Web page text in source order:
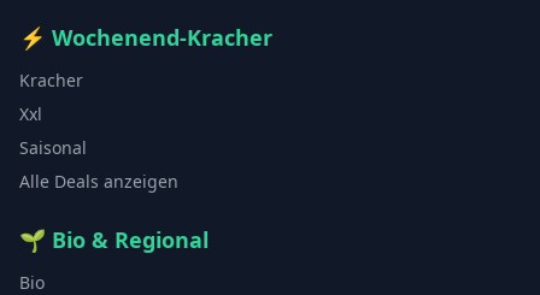
⚡ Wochenend-Kracher
Kracher
Xxl
Saisonal
Alle Deals anzeigen
🌱 Bio & Regional
Bio